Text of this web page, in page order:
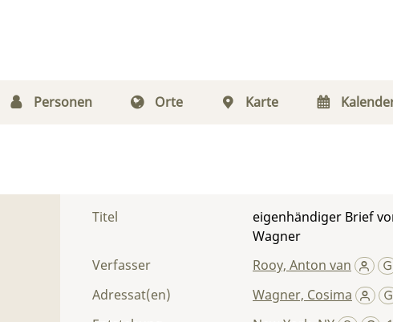
Personen Orte Karte
Titel
eigenhändiger Brief
Wagner
Verfasser
Rooy, Anton van
Adressat(en)
Wagner, Cosima